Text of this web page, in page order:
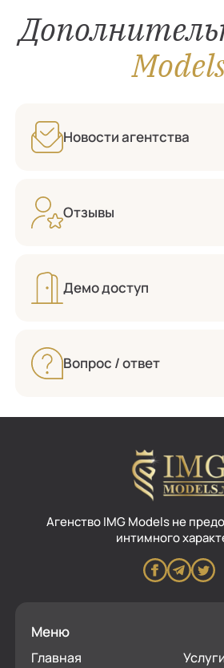
Новости агентства
Отзывы
Демо доступ
Вопрос / ответ
Aгенство IMG Models не
интимного
Меню
Главная